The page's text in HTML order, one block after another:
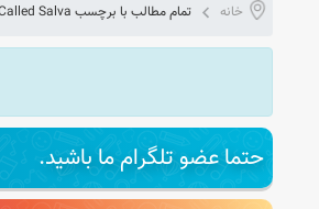
خانه تمام مطالب با برچسب Download New Song By Mehran Fahimi Called Salva
حتما عضو تلگرام ما باشید.